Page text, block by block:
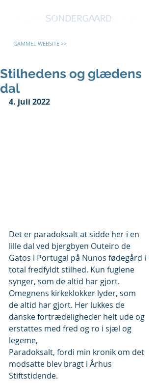
GAMMEL WEBSITE >>
Stilhedens og glædens
dal
4. juli 2022
Det er paradoksalt at sidde her i en
lille dal ved bjergbyen Outeiro de
Gatos i Portugal på Nunos fødegård i
total fredfyldt stilhed. Kun fuglene
synger, som de altid har gjort.
Omegnens kirkeklokker lyder, som
de altid har gjort. Her lukkes de
danske fortrædeligheder helt ude og
erstattes med fred og ro i sjæl og
legeme,
Paradoksalt, fordi min kronik om det
modsatte blev bragt i Århus
Stiftstidende.